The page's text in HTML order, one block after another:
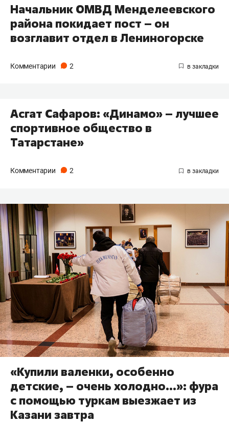
Начальник ОМВД Менделеевского
района покидает пост – он
возглавит отдел в Лениногорске
Комментарии 2
Асгат Сафаров: «Динамо» – лучшее
спортивное общество в
Татарстане»
Комментарии 2
«Купили валенки, особенно
детские, – очень холодно…»: фура
с помощью туркам выезжает из
Казани завтра